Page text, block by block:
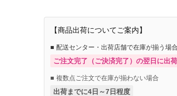
【商品出荷についてご案内】
■ 配送センター・出荷店舗で在庫が揃う場
ご注文完了（ご決済完了）の翌日に出荷
■ 複数点ご注文で在庫が揃わない場合
出荷までに4日～7日程度